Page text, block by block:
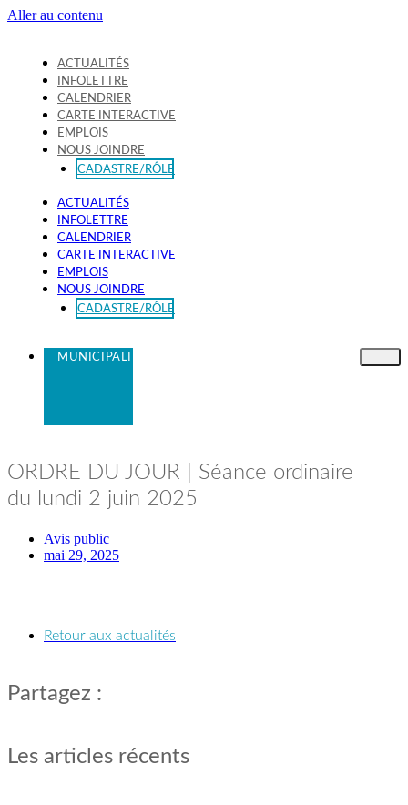
Aller au contenu
ACTUALITÉS
INFOLETTRE
CALENDRIER
CARTE INTERACTIVE
EMPLOIS
NOUS JOINDRE
CADASTRE/RÔLE
ACTUALITÉS
INFOLETTRE
CALENDRIER
CARTE INTERACTIVE
EMPLOIS
NOUS JOINDRE
CADASTRE/RÔLE
MUNICIPALITÉ
municipal​
Mot du maire
conseil
municipal
verbaux
ORDRE DU JOUR | Séance ordinaire
du lundi 2 juin 2025
Avis public
mai 29, 2025
Retour aux actualités
Partagez :
Les articles récents